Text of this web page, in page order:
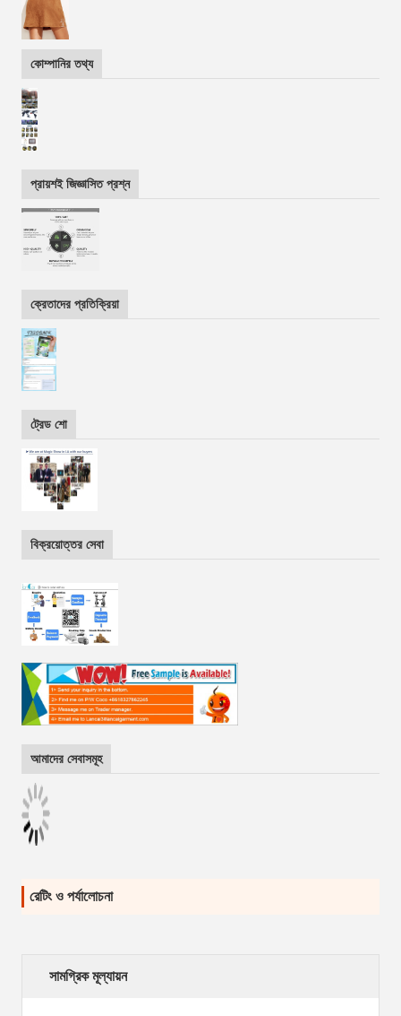
কোম্পানির তথ্য
প্রায়শই জিজ্ঞাসিত প্রশ্ন
ক্রেতাদের প্রতিক্রিয়া
ট্রেড শো
বিক্রয়োত্তর সেবা
আমাদের সেবাসমূহ
রেটিং ও পর্যালোচনা
সামগ্রিক মূল্যায়ন